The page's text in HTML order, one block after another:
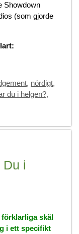
Showdown
(som gjorde
, nördigt,
du i helgen?,
Du i
förklarliga skäl
i ett specifikt